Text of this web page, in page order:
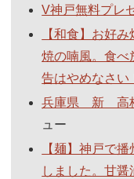
V神戸無料プレ
【和食】お好
焼の喃風。食べ
告はやめなさい
兵庫県 新 高校
ュー
【麺】神戸で
しました。甘